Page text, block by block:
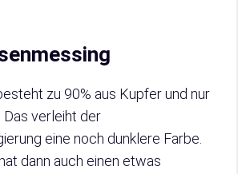
zu 90% aus Kupfer und nur
Das verleiht der
eine noch dunklere Farbe.
dann auch einen etwas